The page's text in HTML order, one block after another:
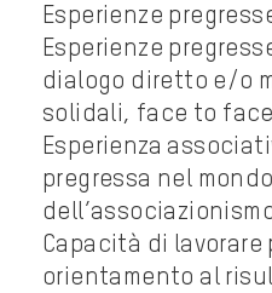
Esperienze
Esperienze
dialogo diretto e/o
solidali, face to
Esperienza
pregressa nel mondo
Capacità di lavorare
orientamento al